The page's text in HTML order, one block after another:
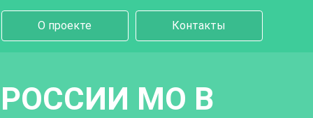
О проекте Контакты
МО В